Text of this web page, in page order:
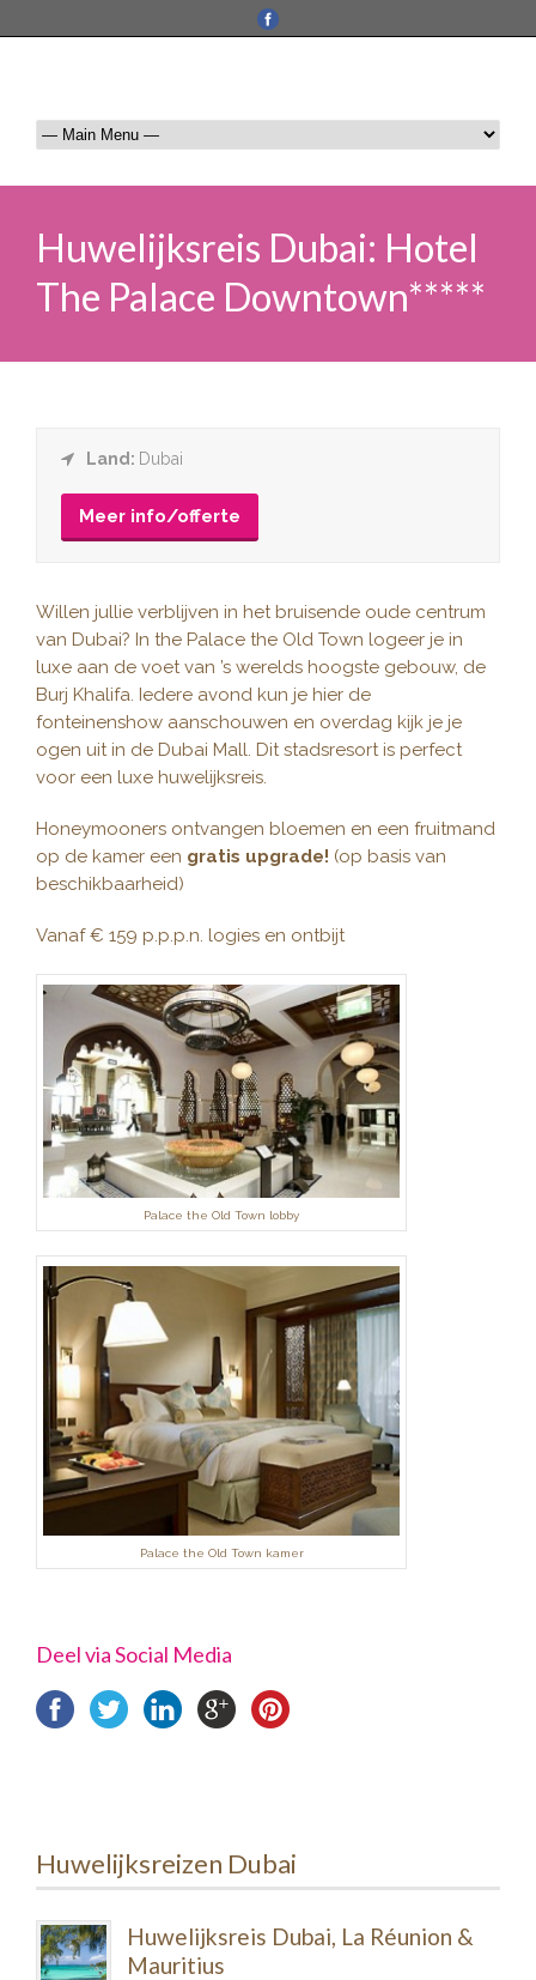
Huwelijksreis Dubai: Hotel
The Palace Downtown*****
Land: Dubai
Meer info/offerte
Willen jullie verblijven in het bruisende oude centrum
van Dubai? In the Palace the Old Town logeer je in
luxe aan de voet van ’s werelds hoogste gebouw, de
Burj Khalifa. Iedere avond kun je hier de
fonteinenshow aanschouwen en overdag kijk je je
ogen uit in de Dubai Mall. Dit stadsresort is perfect
voor een luxe huwelijksreis.
Honeymooners ontvangen bloemen en een fruitmand
op de kamer een gratis upgrade! (op basis van
beschikbaarheid)
Vanaf € 159 p.p.p.n. logies en ontbijt
Palace the Old Town lobby
Palace the Old Town kamer
Deel via Social Media
Huwelijksreizen Dubai
Huwelijksreis Dubai, La Réunion &
Mauritius